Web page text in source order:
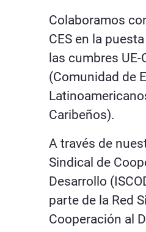
Colaboramos
CES en la
las cumbres UE-
(Comunidad de
Caribeños).
A través de
Sindical de
Desarrollo
parte de la Red
Cooperación al